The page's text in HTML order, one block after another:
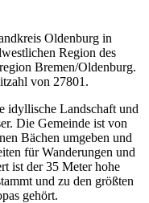
Oldenburg in
Region des
Bremen/Oldenburg.
von 27801.
idyllische Landschaft und
Die Gemeinde ist von
Bächen umgeben und
für Wanderungen und
ist der 35 Meter hohe
und zu den größten
gehört.